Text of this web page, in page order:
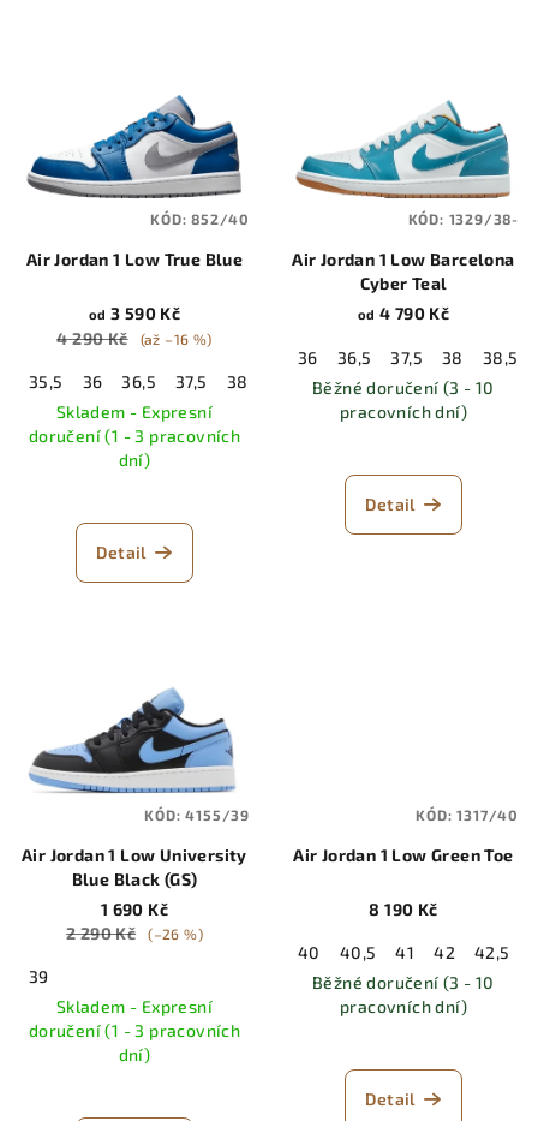
Air Jordan 1 Low True Blue
od 3 590 Kč
4 290 Kč
(až –16 %)
35,5 36 36,5 37,5 38 39 40 40,5 41
Skladem - Expresní
doručení (1 - 3 pracovních
dní)
Detail
KÓD:852/40
Air Jordan 1 Low Barcelona
Cyber Teal
od 4 790 Kč
36 36,5 37,5 38 38,5
Běžné doručení (3 - 10
pracovních dní)
Detail
KÓD: 1329/38-
Air Jordan 1 Low University
Blue Black (GS)
1 690 Kč
2 290 Kč
(–26 %)
39
Skladem - Expresní
doručení (1 - 3 pracovních
dní)
KÓD:4155/39
Air Jordan 1 Low Green Toe
8 190 Kč
40 40,5 41 42 42,5
Běžné doručení (3 - 10
pracovních dní)
Detail
KÓD:1317/40